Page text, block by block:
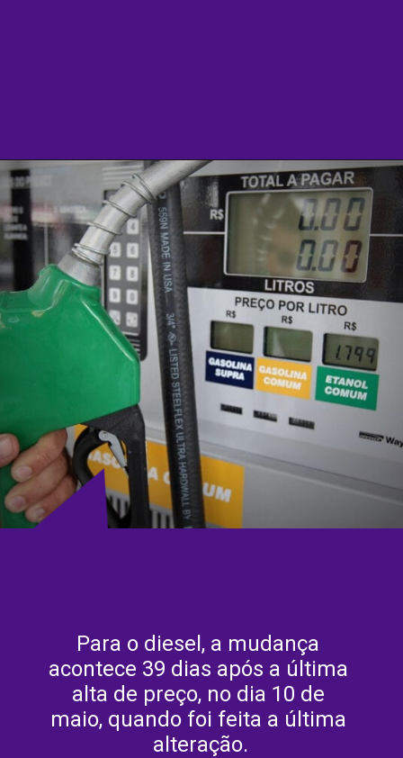
Para o diesel, a mudança
acontece 39 dias após a última
alta de preço, no dia 10 de
maio, quando foi feita a última
alteração.